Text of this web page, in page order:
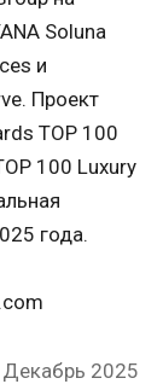
Soluna
и
Проект
TOP 100
100 Luxury
года.
Декабрь 2025